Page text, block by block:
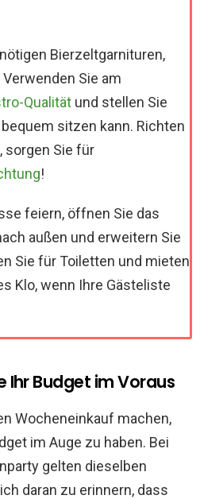
Bierzeltgarnituren,
Sie am
Qualität und stellen Sie
sitzen kann. Richten
sorgen Sie für
!
feiern, öffnen Sie das
außen und erweitern Sie
Sie für Toiletten und mieten
Klo, wenn Ihre Gästeliste
Ihr Budget im Voraus
Wocheneinkauf machen,
im Auge zu haben. Bei
gelten dieselben
daran zu erinnern, dass